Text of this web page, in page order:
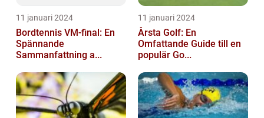
11 januari 2024
Bordtennis VM-final: En
Spännande
Sammanfattning a...
11 januari 2024
Årsta Golf: En
Omfattande Guide till en
populär Go...